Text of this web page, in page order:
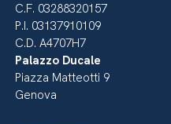
C.F. 03288320157
P.I. 03137910109
C.D. A4707H7
Palazzo Ducale
Piazza Matteotti 9
Genova